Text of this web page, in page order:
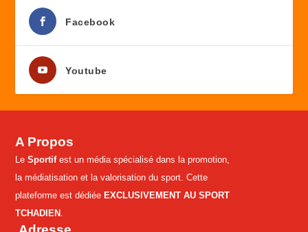
Facebook
Youtube
A Propos
LeSportifest un média spécialisé dans la promotion,
la médiatisation et la valorisation du sport. Cette
plateforme est dédiée EXCLUSIVEMENT AU SPORT
TCHADIEN .